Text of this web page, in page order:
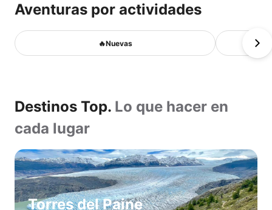
con
mejores
guías
locales.
Habla
Aventuras por actividades
🔥
Nuevas
aves
Montañismo
en
hielo
Kayak
Pesca
🔥Nuevas
Top.
Lo
que
hacer
en
Destinos Top. Lo que hacer en
cada lugar
Torres del Paine